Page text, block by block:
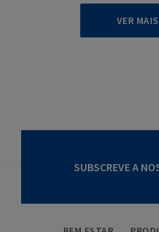
VER
SUBSCREVE A